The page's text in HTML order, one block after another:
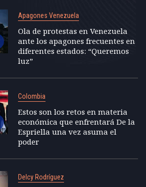
Apagones Venezuela
Ola de protestas en Venezuela
ante los apagones frecuentes en
diferentes estados: “Queremos
luz”
Colombia
Estos son los retos en materia
económica que enfrentará De la
Espriella una vez asuma el
poder
Delcy Rodríguez